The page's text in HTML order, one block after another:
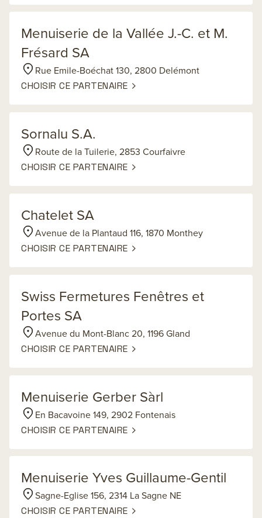
Menuiserie de la Vallée J.-C. et M.
Frésard SA
Rue Emile-Boéchat 130, 2800 Delémont
CHOISIR CE PARTENAIRE
Sornalu S.A.
Route de la Tuilerie, 2853 Courfaivre
CHOISIR CE PARTENAIRE
Chatelet SA
Avenue de la Plantaud 116, 1870 Monthey
CHOISIR CE PARTENAIRE
Swiss Fermetures Fenêtres et
Portes SA
Avenue du Mont-Blanc 20, 1196 Gland
CHOISIR CE PARTENAIRE
Menuiserie Gerber Sàrl
En Bacavoine 149, 2902 Fontenais
CHOISIR CE PARTENAIRE
Menuiserie Yves Guillaume-Gentil
Sagne-Eglise 156, 2314 La Sagne NE
CHOISIR CE PARTENAIRE